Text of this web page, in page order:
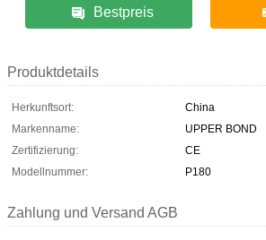
Bestpreis
Produktdetails
Herkunftsort:
China
Markenname:
UPPER BOND
Zertifizierung:
CE
Modellnummer:
P180
Zahlung und Versand AGB